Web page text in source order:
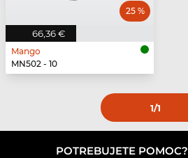
66,36 €
25 %
Mango
MN502 - 10
1/1
POTREBUJETE POMOC?